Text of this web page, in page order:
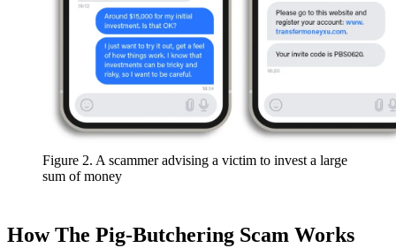
Figure 2. A scammer advising a victim to invest a large
sum of money
How The Pig-Butchering Scam Works